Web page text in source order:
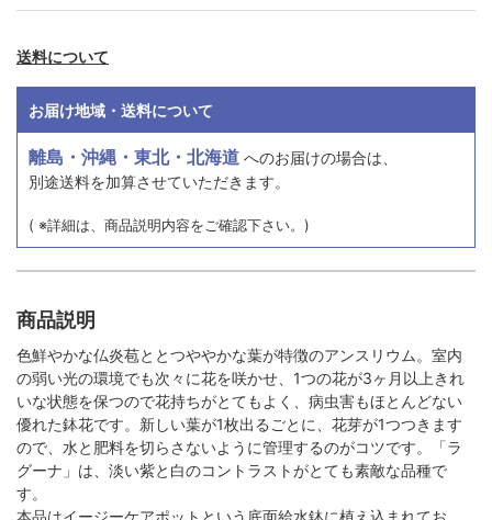
送料について
お届け地域・送料について
離島・沖縄・東北・北海道 へのお届けの場合は、
別途送料を加算させていただきます。
( ※詳細は、商品説明内容をご確認下さい。)
商品説明
色鮮やかな仏炎苞ととつややかな葉が特徴のアンスリウム。室内
の弱い光の環境でも次々に花を咲かせ、1つの花が3ヶ月以上きれ
いな状態を保つので花持ちがとてもよく、病虫害もほとんどない
優れた鉢花です。新しい葉が1枚出るごとに、花芽が1つつきます
ので、水と肥料を切らさないように管理するのがコツです。「ラ
グーナ」は、淡い紫と白のコントラストがとても素敵な品種で
す。
本品はイージーケアポットという底面給水鉢に植え込まれてお